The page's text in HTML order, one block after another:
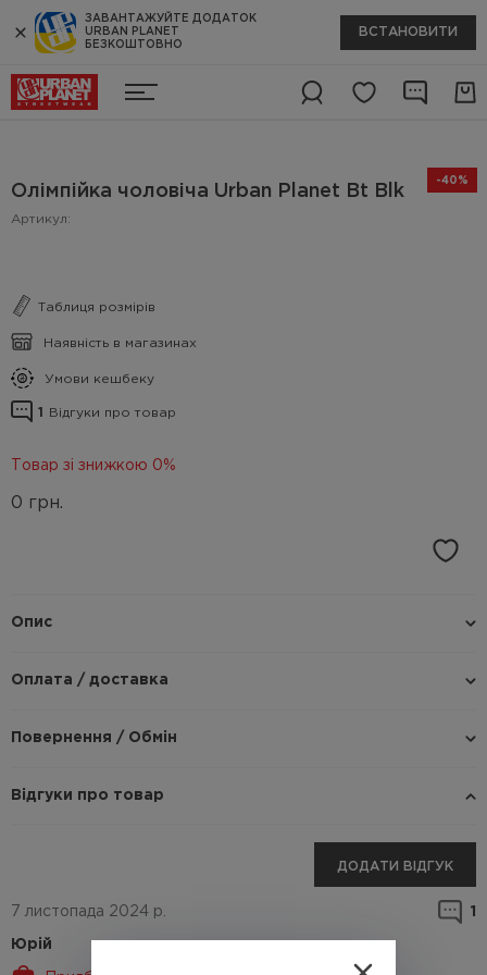
ЗАВАНТАЖУЙТЕ ДОДАТОК
URBAN PLANET
БЕЗКОШТОВНО
ВСТАНОВИТИ
-40%
Олімпійка чоловіча Urban Planet Bt Blk
Артикул:
Таблиця розмірів
Наявність в магазинах
Умови кешбеку
1 Відгуки про товар
Товар зі знижкою 0%
0 грн.
Опис
Оплата / доставка
Повернення / Обмін
Відгуки про товар
ДОДАТИ ВІДГУК
7 листопада 2024 р. 1
Юрій